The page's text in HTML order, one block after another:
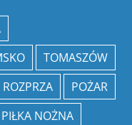
TOMASZÓW
ROZPRZA
POŻAR
PIŁKA NOŻNA